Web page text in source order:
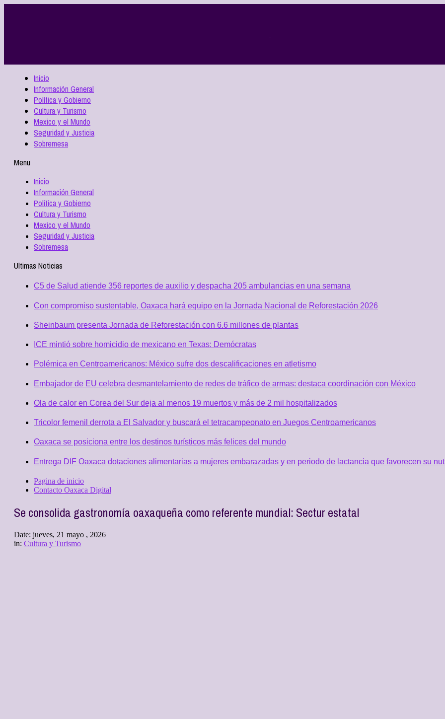
Inicio
Información General
Política y Gobierno
Cultura y Turismo
Mexico y el Mundo
Seguridad y Justicia
Sobremesa
Menu
Inicio
Información General
Política y Gobierno
Cultura y Turismo
Mexico y el Mundo
Seguridad y Justicia
Sobremesa
Ultimas Noticias
C5 de Salud atiende 356 reportes de auxilio y despacha 205 ambulancias en una semana
Con compromiso sustentable, Oaxaca hará equipo en la Jornada Nacional de Reforestación 2026
Sheinbaum presenta Jornada de Reforestación con 6.6 millones de plantas
ICE mintió sobre homicidio de mexicano en Texas: Demócratas
Polémica en Centroamericanos: México sufre dos descalificaciones en atletismo
Embajador de EU celebra desmantelamiento de redes de tráfico de armas: destaca coordinación con México
Ola de calor en Corea del Sur deja al menos 19 muertos y más de 2 mil hospitalizados
Tricolor femenil derrota a El Salvador y buscará el tetracampeonato en Juegos Centroamericanos
Oaxaca se posiciona entre los destinos turísticos más felices del mundo
Entrega DIF Oaxaca dotaciones alimentarias a mujeres embarazadas y en periodo de lactancia que favorecen su
Pagina de inicio
Contacto Oaxaca Digital
Se consolida gastronomía oaxaqueña como referente mundial: Sectur estatal
Date: jueves, 21 mayo , 2026
in: Cultura y Turismo